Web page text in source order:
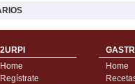
2URPI
Home
Regístrate
Home